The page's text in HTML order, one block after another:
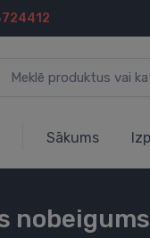
Sākums